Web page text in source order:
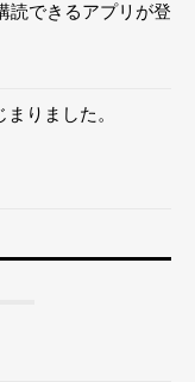
読できるアプリが登
りました。